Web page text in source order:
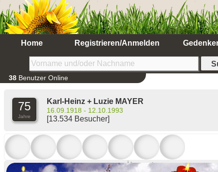
Home Registrieren/Anmelden
38 Benutzer Online
75
Jahre
Karl-Heinz + Luzie MAYER
16.09.1918 - 12.10.1993
[13.534 Besucher]
Ältere anzeigen